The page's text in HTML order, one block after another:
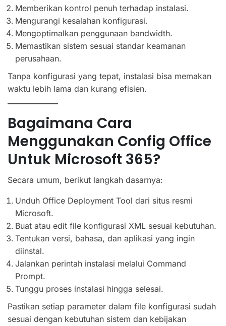
Memberikan kontrol penuh terhadap instalasi.
Mengurangi kesalahan konfigurasi.
Mengoptimalkan penggunaan bandwidth.
Memastikan sistem sesuai standar keamanan
perusahaan.
Tanpa konfigurasi yang tepat, instalasi bisa memakan
waktu lebih lama dan kurang efisien.
Bagaimana Cara
Menggunakan Config Office
Untuk Microsoft 365?
Secara umum, berikut langkah dasarnya:
Unduh Office Deployment Tool dari situs resmi
Microsoft.
Buat atau edit file konfigurasi XML sesuai kebutuhan.
Tentukan versi, bahasa, dan aplikasi yang ingin
diinstal.
Jalankan perintah instalasi melalui Command
Prompt.
Tunggu proses instalasi hingga selesai.
Pastikan setiap parameter dalam file konfigurasi sudah
sesuai dengan kebutuhan sistem dan kebijakan